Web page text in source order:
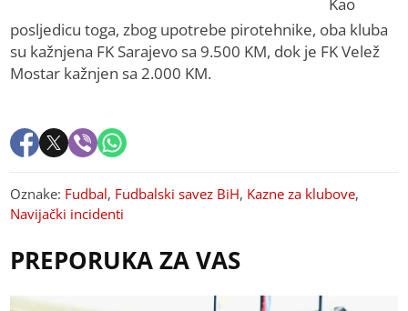
Kao
posljedicu toga, zbog upotrebe pirotehnike, oba kluba
su kažnjena FK Sarajevo sa 9.500 KM, dok je FK Velež
Mostar kažnjen sa 2.000 KM.
Oznake: Fudbal, Fudbalski savez BiH, Kazne za klubove,
Navijački incidenti
PREPORUKA ZA VAS